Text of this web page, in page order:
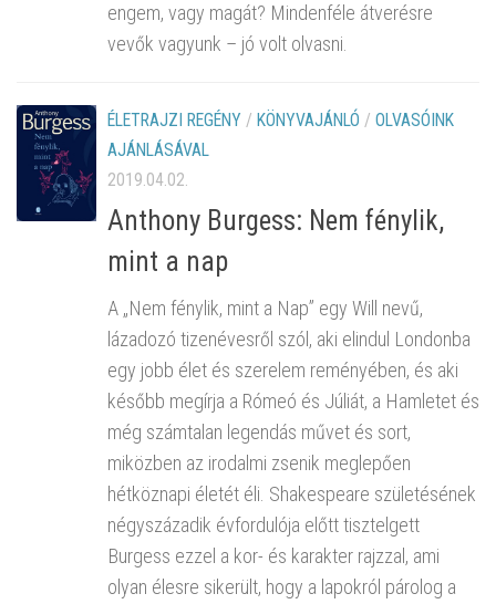
engem, vagy magát? Mindenféle átverésre
vevők vagyunk – jó volt olvasni.
ÉLETRAJZI REGÉNY / KÖNYVAJÁNLÓ / OLVASÓINK
AJÁNLÁSÁVAL
2019.04.02.
Anthony Burgess: Nem fénylik,
mint a nap
A „Nem fénylik, mint a Nap” egy Will nevű,
lázadozó tizenévesről szól, aki elindul Londonba
egy jobb élet és szerelem reményében, és aki
később megírja a Rómeó és Júliát, a Hamletet és
még számtalan legendás művet és sort,
miközben az irodalmi zsenik meglepően
hétköznapi életét éli. Shakespeare születésének
négyszázadik évfordulója előtt tisztelgett
Burgess ezzel a kor- és karakter rajzzal, ami
olyan élesre sikerült, hogy a lapokról párolog a